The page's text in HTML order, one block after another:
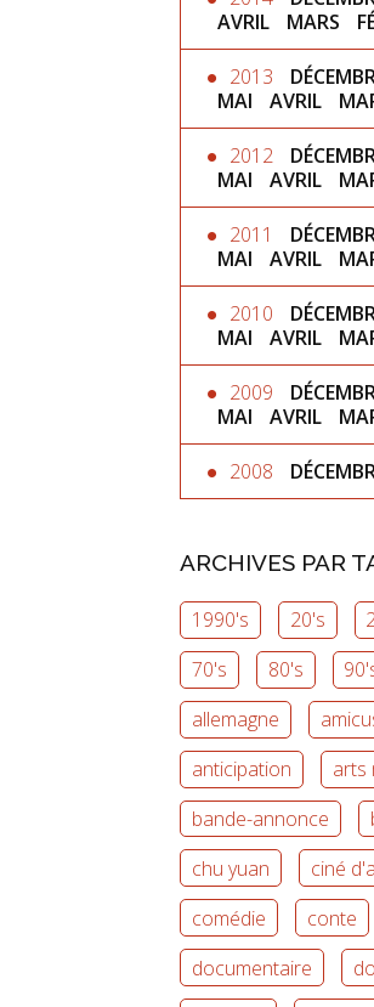
AVRIL
MARS
2013
MAI
AVRIL
2012
MAI
AVRIL
2011
MAI
AVRIL
2010
MAI
AVRIL
2009
MAI
AVRIL
2008
ARCHIVES PAR
1990's 20's
70's
80's
allemagne
anticipation
arts
bande-annonce
chu yuan
ciné
comédie
conte
documentaire